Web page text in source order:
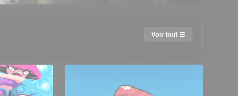
Voir tout ☰
📊 Gestion
⛩️ JRPG 🌀 Metroidvania